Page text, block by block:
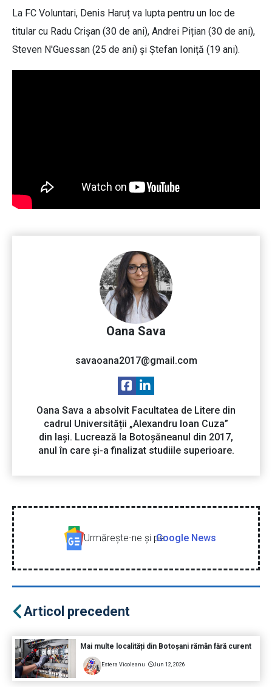
La FC Voluntari, Denis Haruț va lupta pentru un loc de
titular cu Radu Crișan (30 de ani), Andrei Pițian (30 de ani),
Steven N'Guessan (25 de ani) și Ștefan Ioniță (19 ani).
Oana Sava
savaoana2017@gmail.com
Oana Sava a absolvit Facultatea de Litere din
cadrul Universității „Alexandru Ioan Cuza”
din Iași. Lucrează la Botoșăneanul din 2017,
anul în care și-a finalizat studiile superioare.
Urmăreşte-ne şi peGoogle News
Articol precedent
Mai multe localități din Botoșani rămân fără curent
Estera Vicoleanu Jun 12, 2026